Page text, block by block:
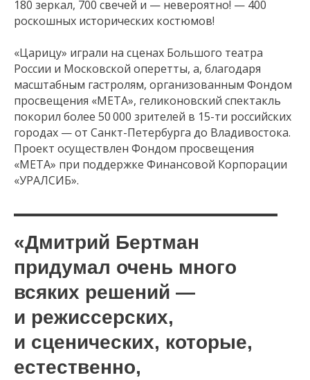
180 зеркал, 700 свечей и — невероятно! — 400
роскошных исторических костюмов!
«Царицу» играли на сценах Большого театра
России и Московской оперетты, а, благодаря
масштабным гастролям, организованным Фондом
просвещения «МЕТА», геликоновский спектакль
покорил более 50 000 зрителей в 15-ти российских
городах — от Санкт-Петербурга до Владивостока.
Проект осуществлен Фондом просвещения
«МЕТА» при поддержке Финансовой Корпорации
«УРАЛСИБ».
«Дмитрий Бертман
придумал очень много
всяких решений —
и режиссерских,
и сценических, которые,
естественно,